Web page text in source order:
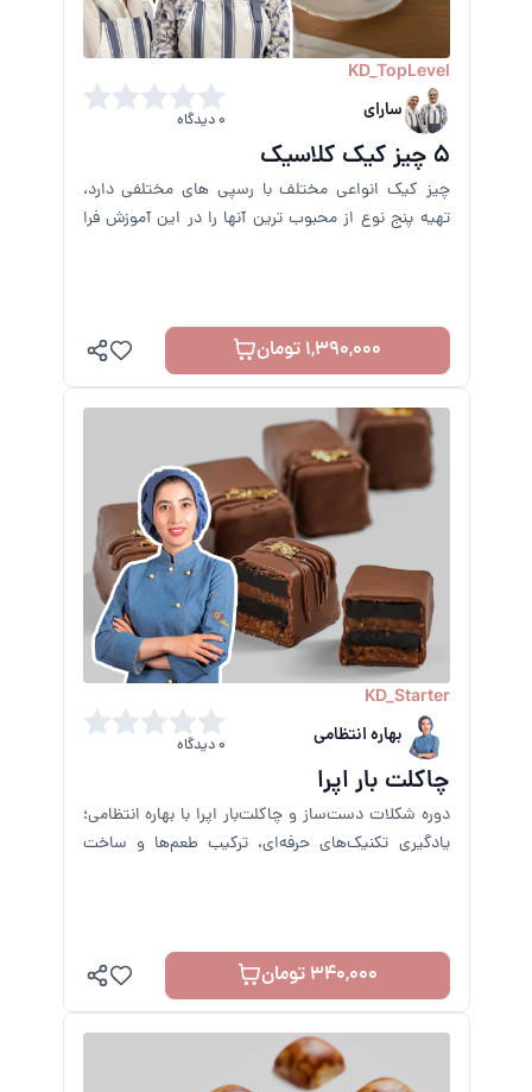
KD_TopLevel
سارای 0 دیدگاه
5 چیز کیک کلاسیک
چیز کیک انواعی مختلف با رسپی های مختلفی دارد،
تهیه پنج نوع از محبوب ترین آنها را در این آموزش فرا
1,390,000 تومان
KD_Starter
بهاره انتظامی 0 دیدگاه
چاکلت بار اپرا
دوره شکلات دست‌ساز و چاکلت‌بار اپرا با بهاره انتظامی؛
یادگیری تکنیک‌های حرفه‌ای، ترکیب طعم‌ها و ساخت
340,000 تومان